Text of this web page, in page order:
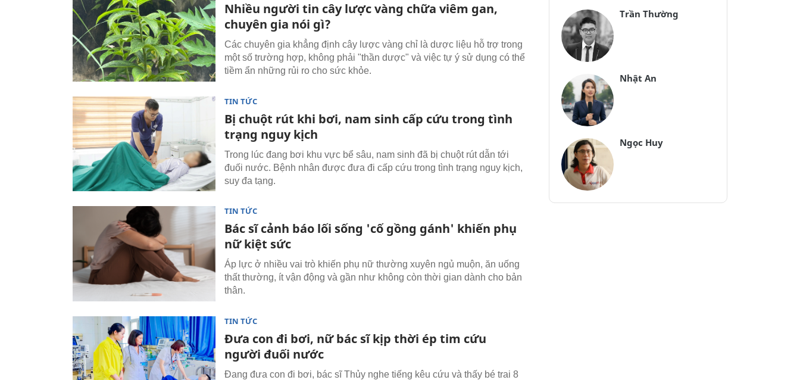
Nhiều người tin cây lược vàng chữa viêm gan,
chuyên gia nói gì?
Các chuyên gia khẳng định cây lược vàng chỉ là dược liệu hỗ trợ trong
một số trường hợp, không phải "thần dược" và việc tự ý sử dụng có thể
tiềm ẩn những rủi ro cho sức khỏe.
TIN TỨC
Bị chuột rút khi bơi, nam sinh cấp cứu trong tình
trạng nguy kịch
Trong lúc đang bơi khu vực bể sâu, nam sinh đã bị chuột rút dẫn tới
đuối nước. Bệnh nhân được đưa đi cấp cứu trong tình trạng nguy kịch,
suy đa tạng.
TIN TỨC
Bác sĩ cảnh báo lối sống 'cố gồng gánh' khiến phụ
nữ kiệt sức
Áp lực ở nhiều vai trò khiến phụ nữ thường xuyên ngủ muộn, ăn uống
thất thường, ít vận động và gần như không còn thời gian dành cho bản
thân.
TIN TỨC
Đưa con đi bơi, nữ bác sĩ kịp thời ép tim cứu
người đuối nước
Đang đưa con đi bơi, bác sĩ Thủy nghe tiếng kêu cứu và thấy bé trai 8
Trần Thường
Nhật An
Ngọc Huy